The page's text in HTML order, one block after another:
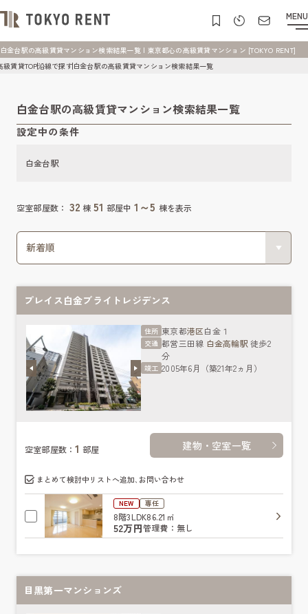
MENU
白金台駅の高級賃貸マンション検索結果一覧 | 東京都心の高級賃貸マンション [TOKYO RENT]
級賃貸TOP沿線で探す白金台駅の高級賃貸マンション検索結果一覧
白金台駅の高級賃貸マンション検索結果一覧
設定中の条件
空室部屋数： 32 棟 51 部屋中 1～5 棟を表示
白金台駅
プレイス白金ブライトレジデンス
住所 東京都港区白金１
交通 都営三田線 白金高輪駅 徒歩2
分
竣工 2005年6月（築21年2ヵ月）
空室部屋数：1 部屋 建物・空室一覧
まとめて検討中リストへ追加､お問い合わせ
NEW 専任
8階3LDK86.21㎡
52万円管理費：無し
目黒第一マンションズ